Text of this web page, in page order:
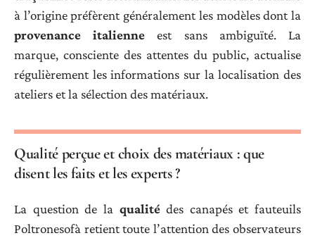
à l’origine préfèrent généralement les modèles dont la
provenance italienne est sans ambiguïté. La
marque, consciente des attentes du public, actualise
régulièrement les informations sur la localisation des
ateliers et la sélection des matériaux.
Qualité perçue et choix des matériaux : que
disent les faits et les experts ?
La question de la qualitédes canapés et fauteuils
Poltronesofà retient toute l’attention des observateurs